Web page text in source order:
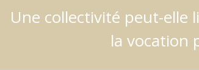
Une collectivité peut-elle
la vocation